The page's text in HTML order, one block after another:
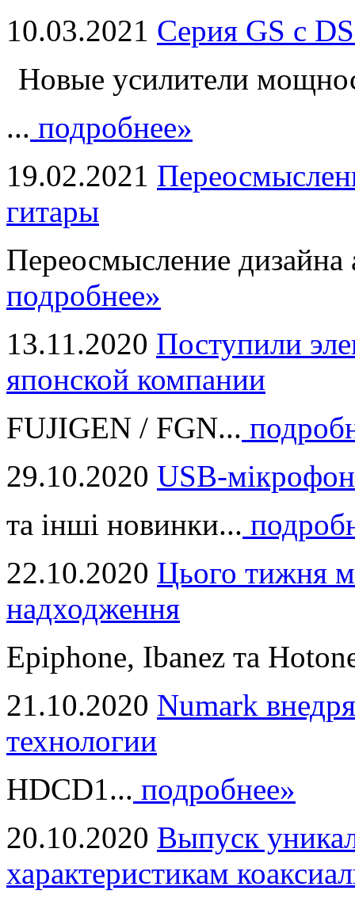
10.03.2021 Серия GS с
Новые усилители
... подробнее»
19.02.2021
гитары
Переосмысление дизайна
подробнее»
13.11.2020 Поступили
японской компании
FUJIGEN / FGN...
29.10.2020 USB-
та інші новинки...
22.10.2020 Цього тижня
надходження
Epiphone, Ibanez та
21.10.2020 Numark
технологии
HDCD1... подробнее»
20.10.2020 Выпуск
характеристикам